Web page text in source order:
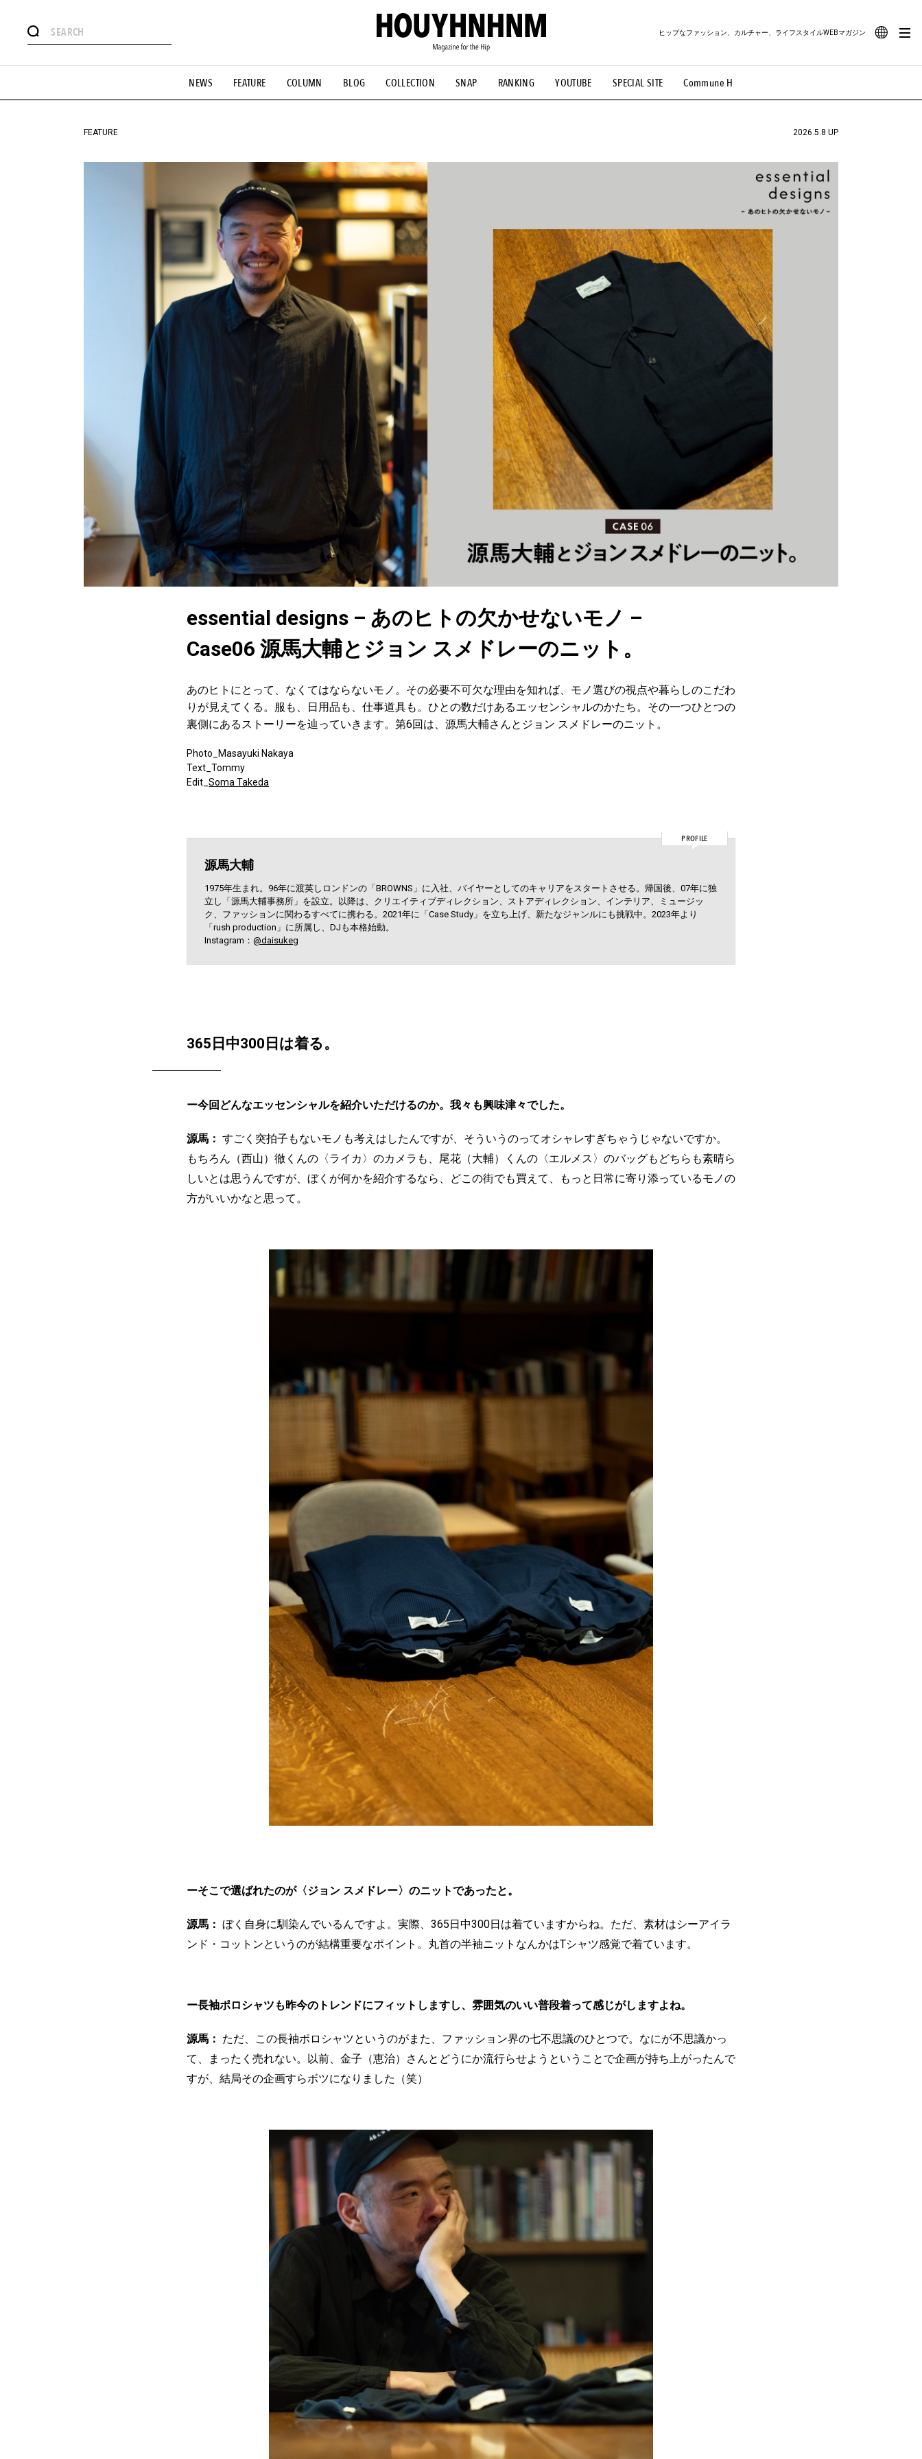
NEWS FEATURE COLUMN BLOG COLLECTION SNAP RANKING YOUTUBE SPECIAL SITE Commune H
ヒップなファッション、カルチャー、ライフスタイルWEBマガジン
#憧れの逸品 #ESSENTIAL DESIGNS #古着サミット #NEW VINTAGE #マイナーグッド図鑑 #路地裏てぃーん。 #MONTHLY JOURNAL
#GH 銘品の所以 #フイナムのYouTube #Commune H #FOCUS IT #AH.H #ととけん #FASHION #MUSIC #MOVIE #LIFESTYLE #SNEAKER #OUTDOOR
#HANDSOME HANDBOOK
FEATURE 2026.5.8 UP
essential designs – あのヒトの欠かせないモノ –
Case06 源馬大輔とジョン スメドレーのニット。
あのヒトにとって、なくてはならないモノ。その必要不可欠な理由を知れば、モノ選びの視点や暮らしのこだわ
りが見えてくる。服も、日用品も、仕事道具も。ひとの数だけあるエッセンシャルのかたち。その一つひとつの
裏側にあるストーリーを辿っていきます。第6回は、源馬大輔さんとジョン スメドレーのニット。
Photo_Masayuki Nakaya
Text_Tommy
Edit_ Soma Takeda
PROFILE
源馬大輔
1975年生まれ。96年に渡英しロンドンの「BROWNS」に入社、バイヤーとしてのキャリアをスタートさせる。帰国後、07年に独
立し「源馬大輔事務所」を設立。以降は、クリエイティブディレクション、ストアディレクション、インテリア、ミュージッ
ク、ファッションに関わるすべてに携わる。2021年に「Case Study」を立ち上げ、新たなジャンルにも挑戦中。2023年より
「rush production」に所属し、DJも本格始動。
Instagram： @daisukeg
365日中300日は着る。
ー今回どんなエッセンシャルを紹介いただけるのか。我々も興味津々でした。
源馬： すごく突拍子もないモノも考えはしたんですが、そういうのってオシャレすぎちゃうじゃないですか。
もちろん（西山）徹くんの〈ライカ〉のカメラも、尾花（大輔）くんの〈エルメス〉のバッグもどちらも素晴ら
しいとは思うんですが、ぼくが何かを紹介するなら、どこの街でも買えて、もっと日常に寄り添っているモノの
方がいいかなと思って。
ーそこで選ばれたのが〈ジョン スメドレー〉のニットであったと。
源馬： ぼく自身に馴染んでいるんですよ。実際、365日中300日は着ていますからね。ただ、素材はシーアイラ
ンド・コットンというのが結構重要なポイント。丸首の半袖ニットなんかはTシャツ感覚で着ています。
ー長袖ポロシャツも昨今のトレンドにフィットしますし、雰囲気のいい普段着って感じがしますよね。
源馬： ただ、この長袖ポロシャツというのがまた、ファッション界の七不思議のひとつで。なにが不思議かっ
て、まったく売れない。以前、金子（恵治）さんとどうにか流行らせようということで企画が持ち上がったんで
すが、結局その企画すらボツになりました（笑）